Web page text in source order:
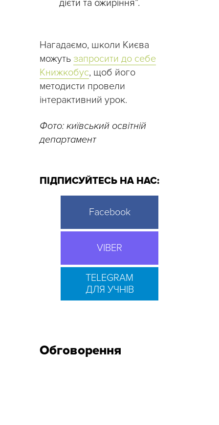
дієти та ожиріння”.
Нагадаємо, школи Києва
можуть запросити до себе
Книжкобус, щоб його
методисти провели
інтерактивний урок.
Фото: київський освітній
департамент
ПІДПИСУЙТЕСЬ НА НАС:
Facebook
VIBER
TELEGRAM
ДЛЯ УЧНІВ
Обговорення